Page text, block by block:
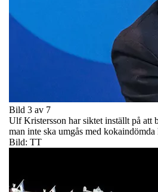
Bild 3 av 7
Ulf Kristersson har siktet inställt på att
man inte ska umgås med kokaindömda
Bild: TT